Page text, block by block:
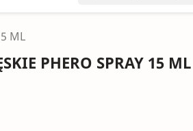
ML
PHERO SPRAY 15 ML